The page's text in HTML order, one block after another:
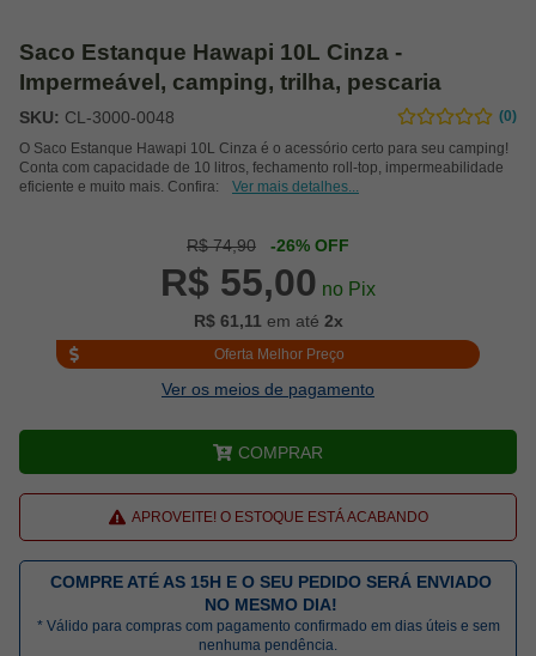
Saco Estanque Hawapi 10L Cinza -
Impermeável, camping, trilha, pescaria
SKU: CL-3000-0048
(0)
O Saco Estanque Hawapi 10L Cinza é o acessório certo para seu camping!
Conta com capacidade de 10 litros, fechamento roll-top, impermeabilidade
eficiente e muito mais. Confira:
Ver mais detalhes...
R$ 74,90 -26% OFF
R$ 55,00 no Pix
R$ 61,11 em até 2x
Oferta Melhor Preço
Ver os meios de pagamento
COMPRAR
APROVEITE! O ESTOQUE ESTÁ ACABANDO
COMPRE ATÉ AS 15H E O SEU PEDIDO SERÁ ENVIADO
NO MESMO DIA!
* Válido para compras com pagamento confirmado em dias úteis e sem
nenhuma pendência.